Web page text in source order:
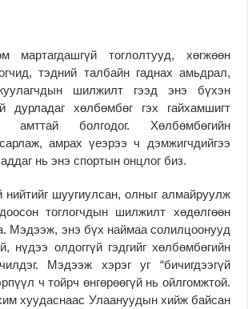
мартагдашгүй тоглолтууд, хөгжөөн
тэдний талбайн гаднах амьдрал,
шилжилт гээд энэ бүхэн
дурладаг хөлбөмбөг гэх гайхамшигт
амттай болгодог. Хөлбөмбөгийн
амрах үеэрээ ч дэмжигчдийгээ
нь энэ спортын онцлог биз.
шуугиулсан, олныг алмайруулж
тоглогчдын шилжилт хөдөлгөөн
Мэдээж, энэ бүх наймаа солилцоонууд
нүдээ олдоггүй гэдгийг хөлбөмбөгийн
Мэдээж хэрэг уг “бичигдээгүй
ч тойрч өнгөрөөгүй нь ойлгомжтой.
хуудаснаас Улаануудын хийж байсан